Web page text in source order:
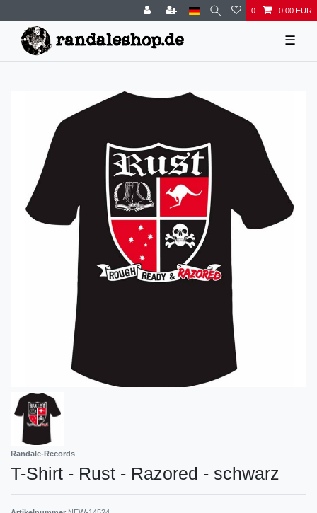
0 0,00 EUR
☰
Randale-Records
T-Shirt - Rust - Razored - schwarz